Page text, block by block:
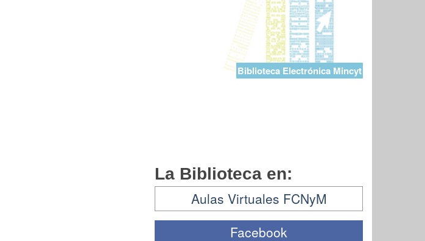
Biblioteca Electrónica Mincyt
La Biblioteca en:
Aulas Virtuales FCNyM
Facebook